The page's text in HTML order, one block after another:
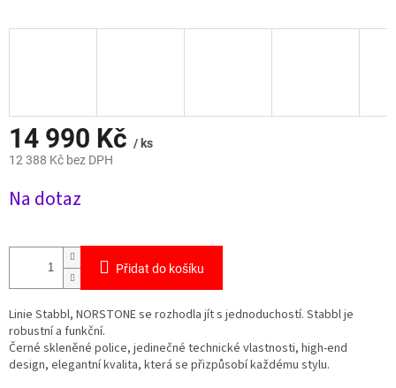
14 990 Kč / ks
12 388 Kč bez DPH
cena:
Na dotaz
Přidat do košíku
Linie Stabbl, NORSTONE se rozhodla jít s jednoduchostí. Stabbl je
robustní a funkční.
Černé skleněné police, jedinečné technické vlastnosti, high-end
design, elegantní kvalita, která se přizpůsobí každému stylu.